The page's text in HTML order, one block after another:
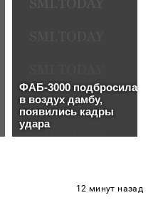
12 минут назад